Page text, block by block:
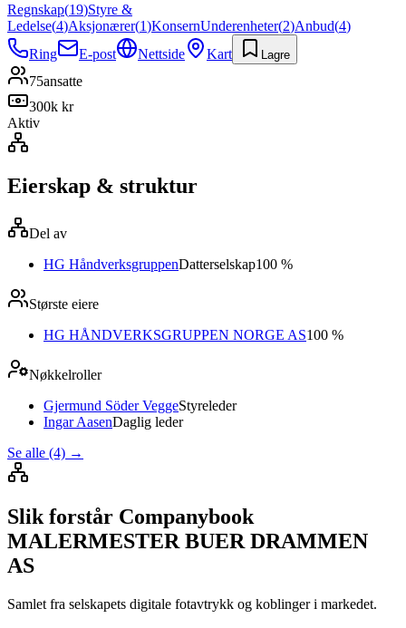
Regnskap(19)Styre &
Ledelse(4)Aksjonærer(1)KonsernUnderenheter(2)Anbud(4)
Ring
E-post Nettside Kart Lagre
75ansatte
300k kr
Aktiv
Eierskap & struktur
Del av
HG HåndverksgruppenDatterselskap100 %
Største eiere
HG HÅNDVERKSGRUPPEN NORGE AS100 %
Nøkkelroller
Gjermund Söder VeggeStyreleder
Ingar AasenDaglig leder
Se alle (4) →
Slik forstår Companybook
MALERMESTER BUER DRAMMEN
AS
Samlet fra selskapets digitale fotavtrykk og koblinger i markedet.